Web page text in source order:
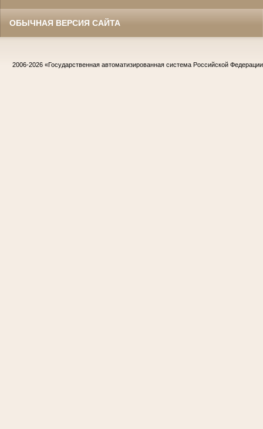
ОБЫЧНАЯ ВЕРСИЯ САЙТА
2006-2026 «Государственная автоматизированная система Российской